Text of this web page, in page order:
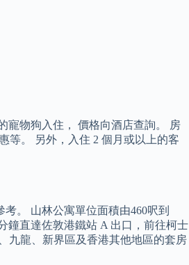
寵物狗入住， 價格向酒店查詢。 房
等。 另外，入住 2 個月或以上的客
。 山林公寓單位面積由460呎到
鐘直達佐敦港鐵站 A 出口，前往柯士
九龍、新界區及香港其他地區的套房